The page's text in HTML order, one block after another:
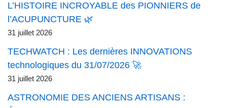
L’HISTOIRE INCROYABLE des PIONNIERS de
l’ACUPUNCTURE 🌿
31 juillet 2026
TECHWATCH : Les dernières INNOVATIONS
technologiques du 31/07/2026 🚀
31 juillet 2026
ASTRONOMIE DES ANCIENS ARTISANS :